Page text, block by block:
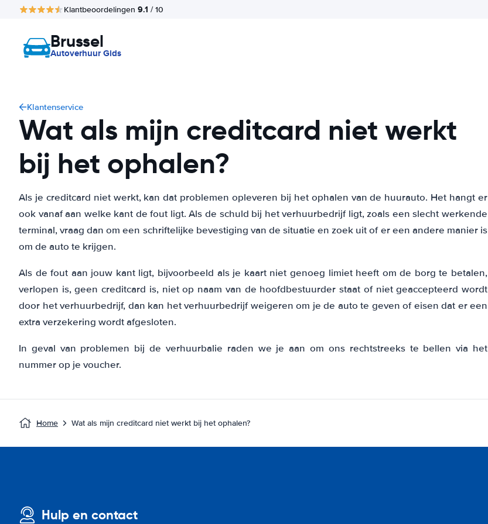
Klantbeoordelingen 9.1 / 10
Brussel
Autoverhuur Gids
Klantenservice
Wat als mijn creditcard niet werkt
bij het ophalen?
Als je creditcard niet werkt, kan dat problemen opleveren bij het ophalen van de huurauto. Het hangt er
ook vanaf aan welke kant de fout ligt. Als de schuld bij het verhuurbedrijf ligt, zoals een slecht werkende
terminal, vraag dan om een schriftelijke bevestiging van de situatie en zoek uit of er een andere manier is
om de auto te krijgen.
Als de fout aan jouw kant ligt, bijvoorbeeld als je kaart niet genoeg limiet heeft om de borg te betalen,
verlopen is, geen creditcard is, niet op naam van de hoofdbestuurder staat of niet geaccepteerd wordt
door het verhuurbedrijf, dan kan het verhuurbedrijf weigeren om je de auto te geven of eisen dat er een
extra verzekering wordt afgesloten.
In geval van problemen bij de verhuurbalie raden we je aan om ons rechtstreeks te bellen via het
nummer op je voucher.
Home Wat als mijn creditcard niet werkt bij het ophalen?
Hulp en contact